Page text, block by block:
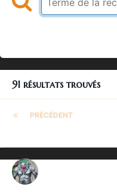
91 résultats trouvés
PRÉCÉDENT